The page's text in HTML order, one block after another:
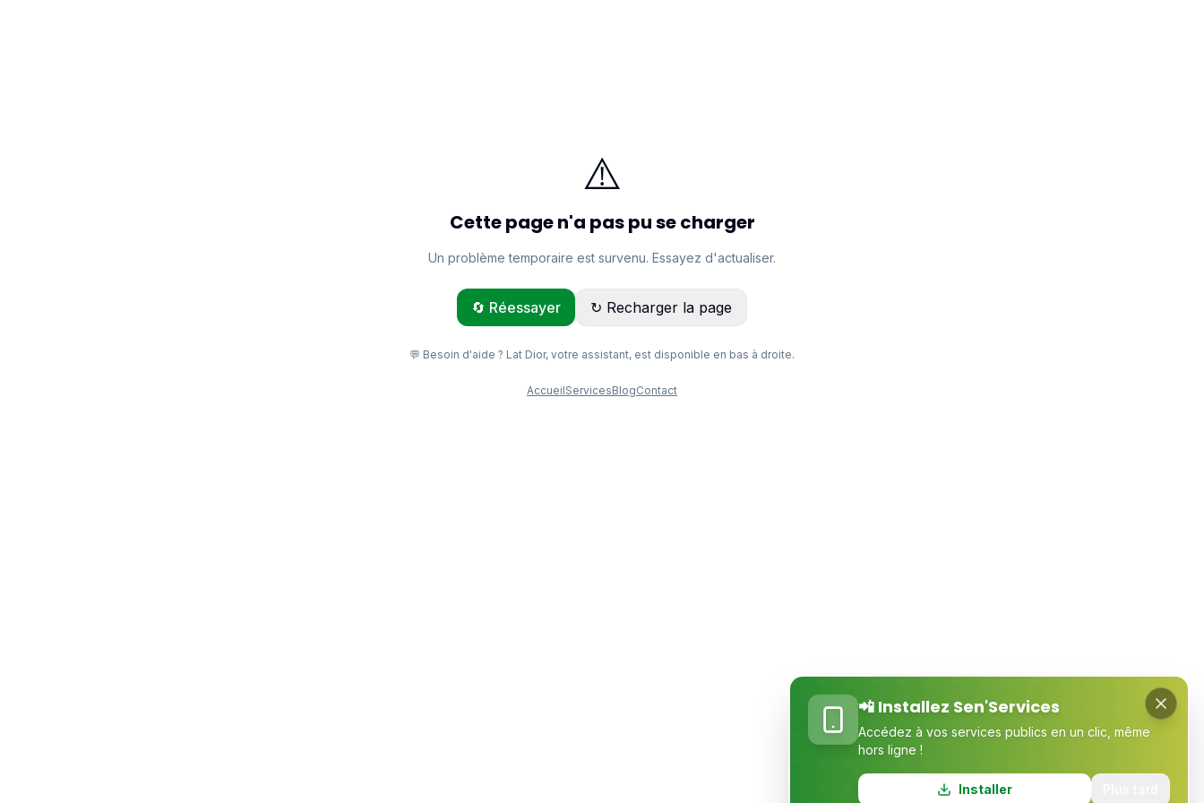
⚠️
Cette page n'a pas pu se charger
Un problème temporaire est survenu. Essayez d'actualiser.
🔄 Réessayer ↻ Recharger la page
💬 Besoin d'aide ? Lat Dior, votre assistant, est disponible en bas à droite.
AccueilServicesBlogContact
📲 Installez Sen'Services
Accédez à vos services publics en un clic, même
hors ligne !
Installer